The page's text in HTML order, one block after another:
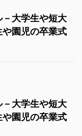
大学生や短大
園児の卒業式
大学生や短大
園児の卒業式